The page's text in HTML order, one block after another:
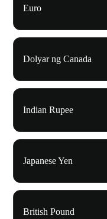
Euro
Dolyar ng Canada
Indian Rupee
Japanese Yen
British Pound